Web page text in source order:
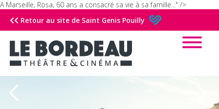
A Marseille, Rosa, 60 ans a consacré sa vie à sa famille..." />
Retour au site de Saint Genis Pouilly